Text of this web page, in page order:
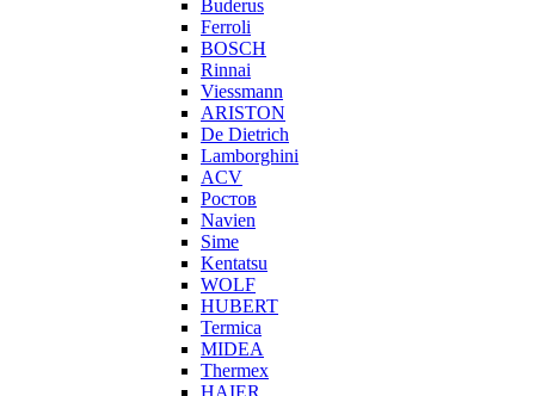
Buderus
Ferroli
BOSCH
Rinnai
Viessmann
ARISTON
De Dietrich
Lamborghini
ACV
Ростов
Navien
Sime
Kentatsu
WOLF
HUBERT
Termica
MIDEA
Thermex
HAIER